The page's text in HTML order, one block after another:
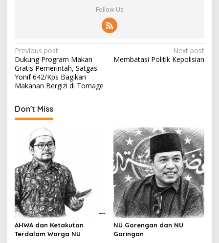
Follow Us
P
o
s
t
n
a
g
a
t
i
o
n
Previous post
Dukung Program Makan
Gratis Pemerintah, Satgas
Yonif 642/Kps Bagikan
Makanan Bergizi di Tomage
Next post
Membatasi Politik Kepolisian
Don't Miss
AHWA dan Ketakutan
Terdalam Warga NU
NU Gorengan dan NU
Garingan